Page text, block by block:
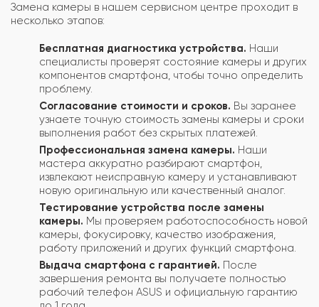
Замена камеры в нашем сервисном центре проходит в
несколько этапов:
Бесплатная диагностика устройства. Наши
специалисты проверят состояние камеры и других
компонентов смартфона, чтобы точно определить
проблему.
Согласование стоимости и сроков. Вы заранее
узнаете точную стоимость замены камеры и сроки
выполнения работ без скрытых платежей.
Профессиональная замена камеры. Наши
мастера аккуратно разбирают смартфон,
извлекают неисправную камеру и устанавливают
новую оригинальную или качественный аналог.
Тестирование устройства после замены
камеры. Мы проверяем работоспособность новой
камеры, фокусировку, качество изображения,
работу приложений и других функций смартфона.
Выдача смартфона с гарантией. После
завершения ремонта вы получаете полностью
рабочий телефон ASUS и официальную гарантию